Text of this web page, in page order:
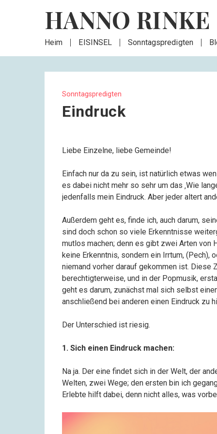
HANNO RINKE
Heim EISINSEL Sonntagspredigten
Sonntagspredigten
Eindruck
Liebe Einzelne, liebe Gemeinde!
Einfach nur da zu sein, ist natürlich etwas
es dabei nicht mehr so sehr um das ‚Wie
jedenfalls mein Eindruck. Aber jeder altert
Außerdem geht es, finde ich, auch darum,
sind doch schon so viele Erkenntnisse
mutlos machen; denn es gibt zwei Arten von
keine Erkenntnis, sondern ein Irrtum, (Pech),
niemand vorher darauf gekommen ist.
berechtigterweise, und in der Popmusik,
geht es darum, zunächst mal sich selbst
anschließend bei anderen einen Eindruck zu
Der Unterschied ist riesig.
1. Sich einen Eindruck machen:
Na ja. Der eine findet sich in der Welt, der
Welten, zwei Wege; den ersten bin ich
Erlebte hilft dabei, denn nicht alles, was